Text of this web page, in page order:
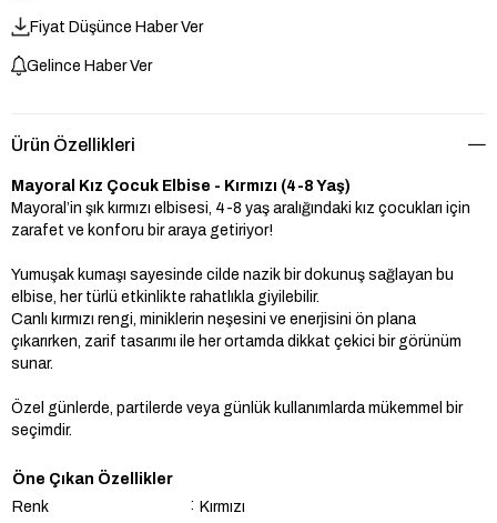
Fiyat Düşünce Haber Ver
Gelince Haber Ver
Ürün Özellikleri
Mayoral Kız Çocuk Elbise - Kırmızı (4-8 Yaş)
Mayoral’in şık kırmızı elbisesi, 4-8 yaş aralığındaki kız çocukları için
zarafet ve konforu bir araya getiriyor!
Yumuşak kumaşı sayesinde cilde nazik bir dokunuş sağlayan bu
elbise, her türlü etkinlikte rahatlıkla giyilebilir.
Canlı kırmızı rengi, miniklerin neşesini ve enerjisini ön plana
çıkarırken, zarif tasarımı ile her ortamda dikkat çekici bir görünüm
sunar.
Özel günlerde, partilerde veya günlük kullanımlarda mükemmel bir
seçimdir.
Öne Çıkan Özellikler
Renk
: Kırmızı